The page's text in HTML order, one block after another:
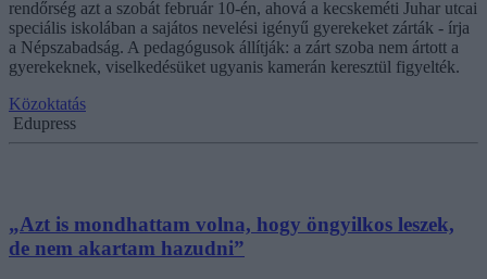
rendőrség azt a szobát február 10-én, ahová a kecskeméti Juhar utcai
speciális iskolában a sajátos nevelési igényű gyerekeket zárták - írja
a Népszabadság. A pedagógusok állítják: a zárt szoba nem ártott a
gyerekeknek, viselkedésüket ugyanis kamerán keresztül figyelték.
Közoktatás
Edupress
„Azt is mondhattam volna, hogy öngyilkos leszek,
de nem akartam hazudni”